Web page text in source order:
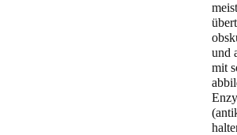
und
mit